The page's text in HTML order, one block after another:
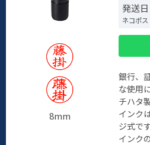
8mm
発送
ネコポス
銀行、
な使用
チハタ
インク
ジ式で
インク